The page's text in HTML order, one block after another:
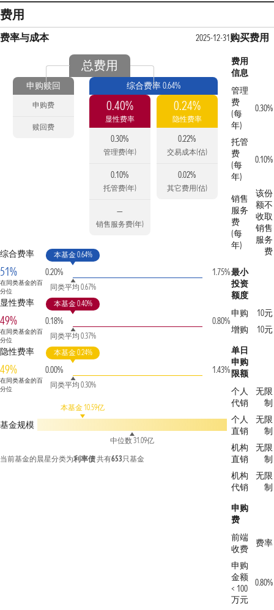
费用
费率与成本 2025-12-31
总费用
申购赎回
申购费
赎回费
综合费率 0.64%
0.40%
显性费率
0.30%
管理费(年)
0.10%
托管费(年)
—
销售服务费(年)
0.24%
隐性费率
0.22%
交易成本(估)
0.02%
其它费用(估)
综合费率
51%
在同类基金的百
分位
0.20%
本基金 0.64%
同类平均 0.67%
1.75%
显性费率
49%
在同类基金的百
分位
0.18%
本基金 0.40%
同类平均 0.37%
0.80%
隐性费率
49%
在同类基金的百
分位
0.00%
本基金 0.24%
同类平均 0.30%
1.43%
基金规模
本基金 10.59亿
中位数 31.09亿
当前基金的晨星分类为利率债共有653只基金
购买费用
费用
信息
管理
费
(每
年)
0.30%
托管
费
(每
年)
0.10%
销售
服务
费
(每
年)
该份
额不
收取
销售
服务
费
最小
投资
额度
申购
10元
增购
10元
单日
申购
限额
个人
代销
无限
制
个人
直销
无限
制
机构
直销
无限
制
机构
代销
无限
制
申购
费
前端
收费
费率
申购
金额
< 100
万元
0.80%